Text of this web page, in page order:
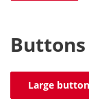
Buttons
Large button